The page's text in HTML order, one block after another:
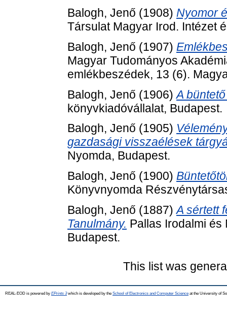
Balogh, Jenő (1908) Nyomor
Társulat Magyar Irod. Intézet
Balogh, Jenő (1907)
Magyar Tudományos
emlékbeszédek, 13 (6).
Balogh, Jenő (1906)A
könyvkiadóvállalat, Budapest.
Balogh, Jenő (1905)
gazdasági visszaélések
Nyomda, Budapest.
Balogh, Jenő (1900)
Könyvnyomda
Balogh, Jenő (1887)A sértett
Tanulmány. Pallas Irodalmi
Budapest.
This list was
REAL-EOD is powered by EPrints 3which is developed by the School of Electronics and Computer Science at the University of